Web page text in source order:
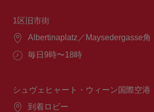
1区旧市街
場
Albertinaplatz／Maysedergasse角
営
間：
毎日9時〜18時
シュヴェヒャート・ウィーン国際空港
場
到着ロビー